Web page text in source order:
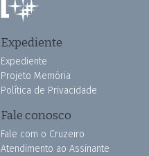
Expediente
Expediente
Projeto Memória
Política de Privacidade
Fale conosco
Fale com o Cruzeiro
Atendimento ao Assinante